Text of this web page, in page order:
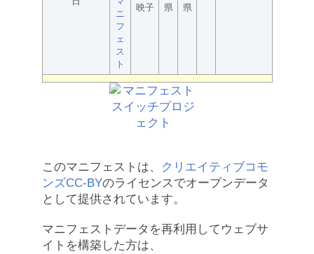
ニ
フ
ェ
ス
ト
映子
県
県
このマニフェストは、
クリエイティブコモ
ンズCC-BYのライセンスでオープンデータ
として提供されています。
マニフェストデータを再利用してウェブサ
イトを構築した方は、